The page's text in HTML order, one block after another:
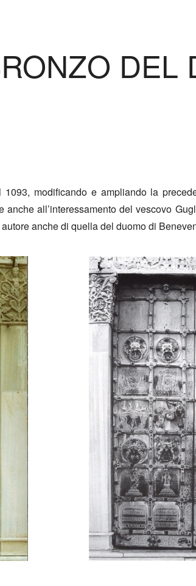
DEL
modificando e ampliando la
all’interessamento del vescovo
autore anche di quella del duomo di